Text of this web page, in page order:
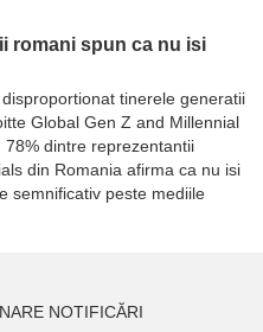
romani spun ca nu isi
tinerele generatii
Global Gen Z and Millennial
dintre reprezentantii
din Romania afirma ca nu isi
semnificativ peste mediile
NOTIFICĂRI